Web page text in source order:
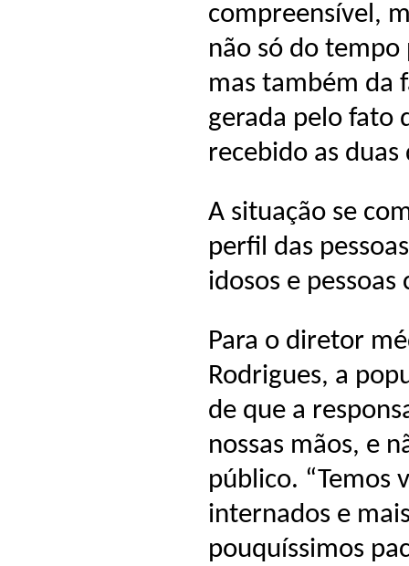
compreensível,
não só do
mas também da
gerada pelo fato
recebido as duas
A situação se
perfil das
idosos e
Para o diretor
Rodrigues, a
de que a
nossas mãos, e
público. “Temos
internados e
pouquíssimos